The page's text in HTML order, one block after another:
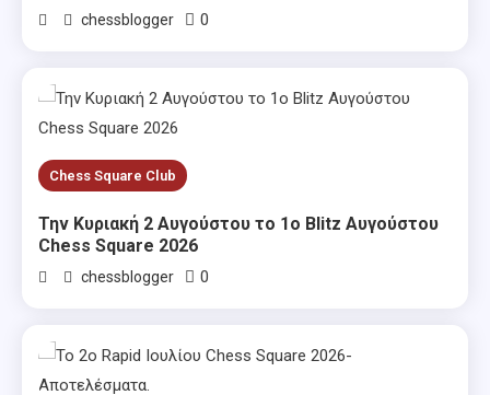
chessblogger 0
Chess Square Club
Την Κυριακή 2 Αυγούστου το 1ο Blitz Αυγούστου
Chess Square 2026
chessblogger 0